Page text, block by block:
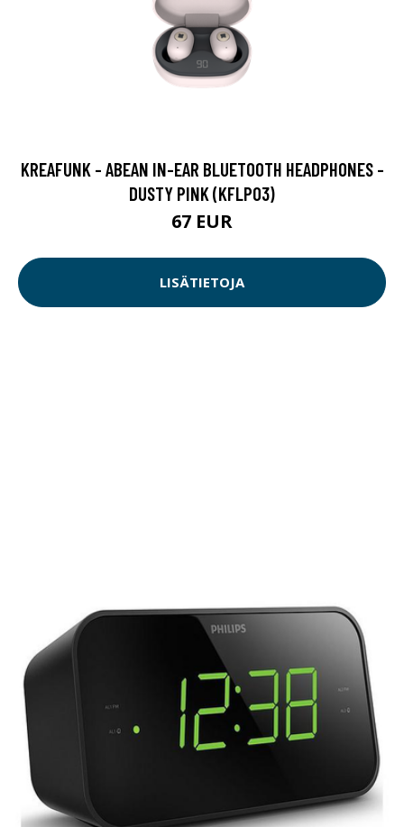
KREAFUNK - ABEAN IN-EAR BLUETOOTH HEADPHONES -
DUSTY PINK (KFLP03)
67 EUR
LISÄTIETOJA